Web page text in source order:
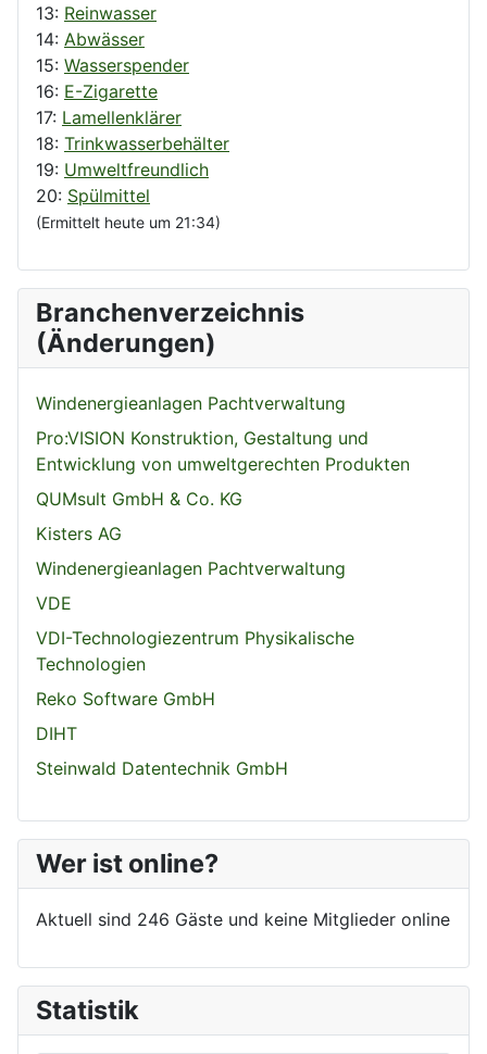
13: Reinwasser
14: Abwässer
15: Wasserspender
16: E-Zigarette
17: Lamellenklärer
18: Trinkwasserbehälter
19: Umweltfreundlich
20: Spülmittel
(Ermittelt heute um 21:34)
Branchenverzeichnis
(Änderungen)
Windenergieanlagen Pachtverwaltung
Pro:VISION Konstruktion, Gestaltung und
Entwicklung von umweltgerechten Produkten
QUMsult GmbH & Co. KG
Kisters AG
Windenergieanlagen Pachtverwaltung
VDE
VDI-Technologiezentrum Physikalische
Technologien
Reko Software GmbH
DIHT
Steinwald Datentechnik GmbH
Wer ist online?
Aktuell sind 246 Gäste und keine Mitglieder online
Statistik